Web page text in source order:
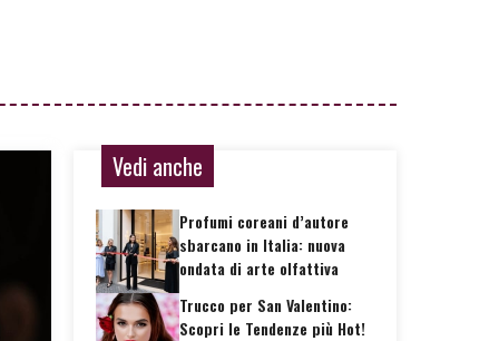
Vedi anche
Profumi coreani d’autore
sbarcano in Italia: nuova
ondata di arte olfattiva
Trucco per San Valentino:
Scopri le Tendenze più Hot!